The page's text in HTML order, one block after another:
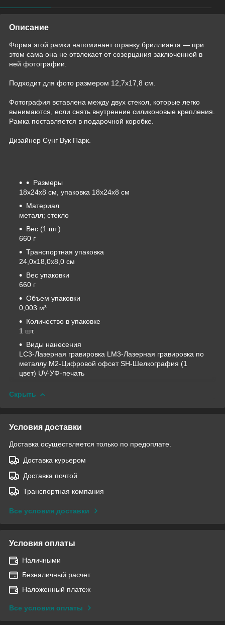
Описание
Форма этой рамки напоминает огранку бриллианта — при
этом сама она не отвлекает от созерцания заключенной в
ней фотографии.
Подходит для фото размером 12,7х17,8 см.
Фотография вставлена между двух стекол, которые легко
вынимаются, если снять внутренние силиконовые крепления.
Рамка поставляется в подарочной коробке.
Дизайнер Сунг Вук Парк.
Размеры
18х24х8 см, упаковка 18х24х8 см
Материал
металл; стекло
Вес (1 шт.)
660 г
Транспортная упаковка
24,0x18,0x8,0 см
Вес упаковки
660 г
Объем упаковки
0,003 м³
Количество в упаковке
1 шт.
Виды нанесения
LC3-Лазерная гравировка LM3-Лазерная гравировка по
металлу M2-Цифровой офсет SH-Шелкография (1
цвет) UV-УФ-печать
Скрыть
Условия доставки
Доставка осуществляется только по предоплате.
Доставка курьером
Доставка почтой
Транспортная компания
Все условия доставки
Условия оплаты
Наличными
Безналичный расчет
Наложенный платеж
Все условия оплаты